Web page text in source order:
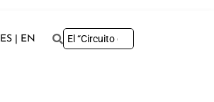
ES | EN